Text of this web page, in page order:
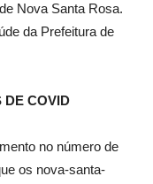
Nova Santa Rosa.
da Prefeitura de
DE COVID
no número de
os nova-santa-